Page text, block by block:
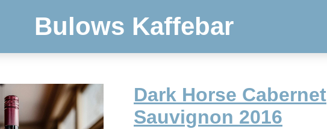
Bulows Kaffebar
Dark Horse Cabernet
Sauvignon 2016